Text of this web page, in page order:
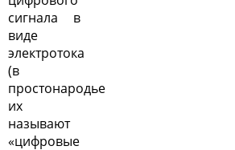
сигнала в
виде
электротока
(в
простонародье
их
называют
«цифровые